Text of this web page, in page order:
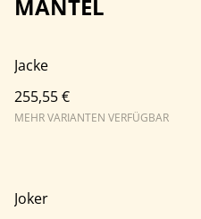
MANTEL
Jacke
255,55 €
MEHR VARIANTEN VERFÜGBAR
%
Joker